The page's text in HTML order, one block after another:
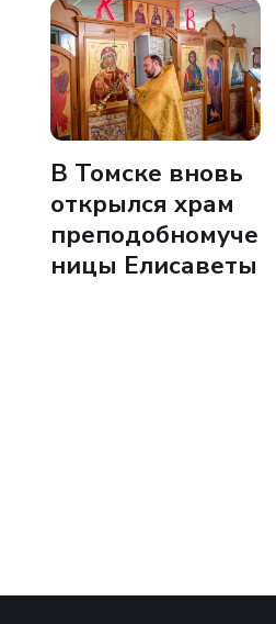
В Томске вновь
открылся храм
преподобномуче
ницы Елисаветы